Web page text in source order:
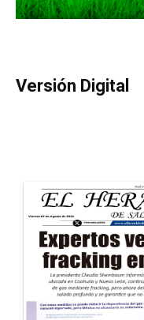
Versión Digital